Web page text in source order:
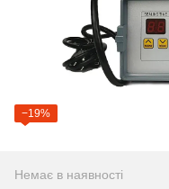
−19%
Немає в наявності